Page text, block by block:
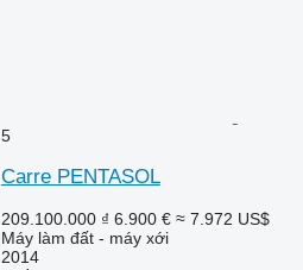
5
Carre PENTASOL
209.100.000 ₫ 6.900 € ≈ 7.972 US$
Máy làm đất - máy xới
2014